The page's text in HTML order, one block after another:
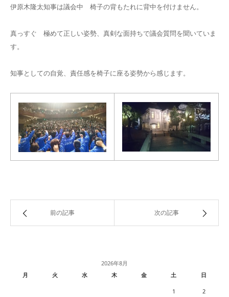
伊原木隆太知事は議会中 椅子の背もたれに背中を付けません。
真っすぐ 極めて正しい姿勢、真剣な面持ちで議会質問を聞いていま
す。
知事としての自覚、責任感を椅子に座る姿勢から感じます。
前の記事 次の記事
2026年8月
月
火 水 木 金 土 日
1 2